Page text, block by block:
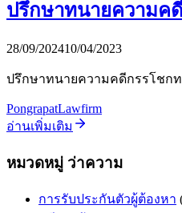
ปรึกษาทนายความค
28/09/202410/04/2023
ปรึกษาทนายความคดีกรรโชก
PongrapatLawfirm
อ่านเพิ่มเติม
หมวดหมู่ ว่าความ
การรับประกันตัวผู้ต้องหา